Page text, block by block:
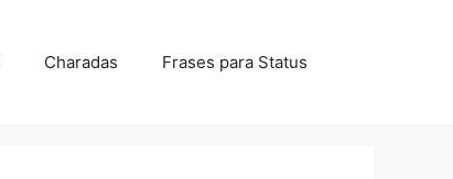
Charadas Frases para Status